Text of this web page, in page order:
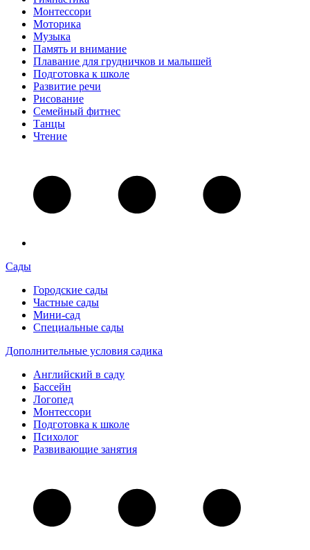
Монтессори
Моторика
Музыка
Память и внимание
Плавание для грудничков и малышей
Подготовка к школе
Развитие речи
Рисование
Семейный фитнес
Танцы
Чтение
Сады
Городские сады
Частные сады
Мини-сад
Специальные сады
Дополнительные условия садика
Английский в саду
Бассейн
Логопед
Монтессори
Подготовка к школе
Психолог
Развивающие занятия